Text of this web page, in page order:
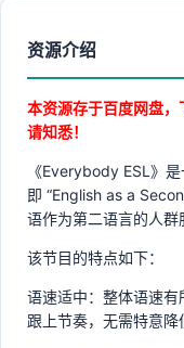
资源介绍
本资源存于百度网盘，
请知悉！
《Everybody ESL》
即 “English as a
语作为第二语言的人群
该节目的特点如下：
语速适中：整体语速
跟上节奏，无需特意降